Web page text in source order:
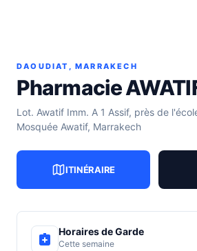
DAOUDIAT, MARRAKECH
Pharmacie
Lot. Awatif Imm. A 1 Assif, près de
Mosquée Awatif, Marrakech
ITINÉRAIRE
Horaires de Garde
Cette semaine